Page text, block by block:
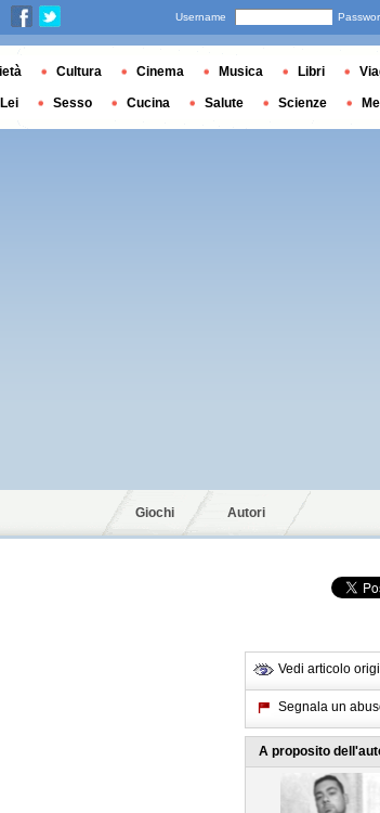
Giochi Autori
Vedi articolo
Segnala un
A proposito
Username
Cultura Cinema Musica Libri
Sesso Cucina Salute Scienze